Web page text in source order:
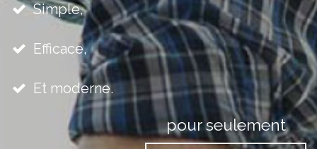
Simple,
Efficace,
Et moderne.
pour seulement